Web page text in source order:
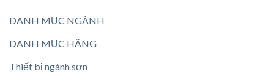
DANH MỤC NGÀNH
DANH MỤC HÃNG
Thiết bị ngành sơn